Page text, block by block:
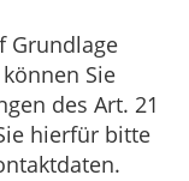
Grundlage
Sie
des Art. 21
hierfür bitte